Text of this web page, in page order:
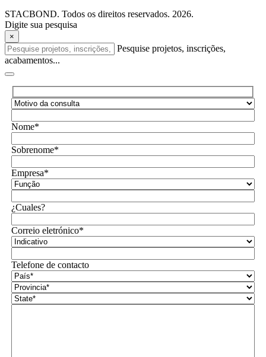
STACBOND. Todos os direitos reservados. 2026.
Digite sua pesquisa
×
Pesquise projetos, inscrições,
acabamentos...
Nome*
Sobrenome*
Empresa*
¿Cuales?
Correio eletrónico*
Telefone de contacto